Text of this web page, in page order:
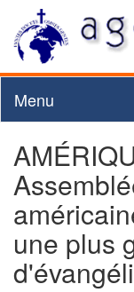
Menu
une plus